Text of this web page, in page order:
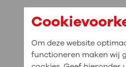
Om deze website
functioneren maken wij